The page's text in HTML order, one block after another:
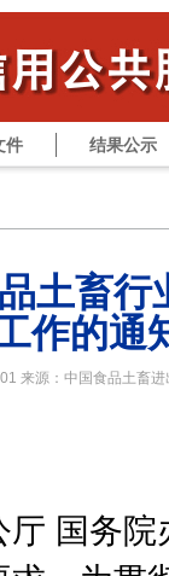
件 结果公示
土畜行
作的通
来源：中国食品土畜进
国务